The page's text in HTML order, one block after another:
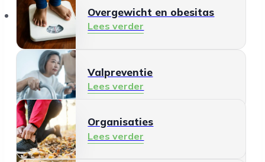
Overgewicht en obesitas
Lees verder
Valpreventie
Lees verder
Gezonde leefomgeving
Lees verder
Organisaties
Organisaties
Lees verder